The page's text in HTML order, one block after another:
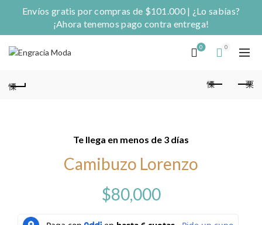
Envíos gratis por compras de $101.000 | ¿Lo sabías?
¡Ahora tenemos pago contra entrega!
0 0
Te llega en menos de 3 días
Camibuzo Lorenzo
$80,000